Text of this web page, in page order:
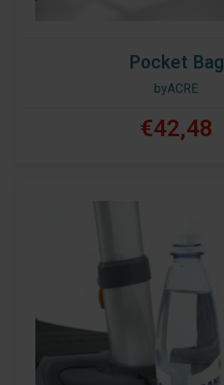
Pocket Bag
byACRE
€42,48